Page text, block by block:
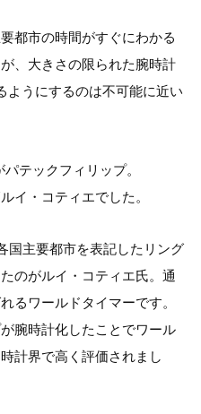
都市の時間がすぐにわかる
、大きさの限られた腕時計
ようにするのは不可能に近い
パテックフィリップ。
イ・コティエでした。
国主要都市を表記したリング
のがルイ・コティエ氏。通
るワールドタイマーです。
腕時計化したことでワール
計界で高く評価されまし